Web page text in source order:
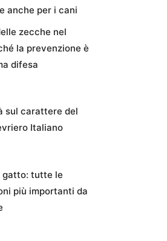
anche per i cani
zecche nel
la prevenzione è
difesa
sul carattere del
Italiano
gatto: tutte le
più importanti da